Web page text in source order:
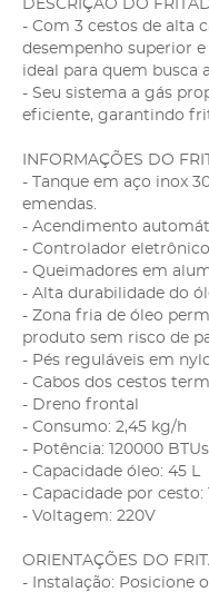
DESCRIÇÃO DO
- Com 3 cestos de alta
desempenho superior
ideal para quem busca
- Seu sistema a gás
eficiente, garantindo
INFORMAÇÕES DO
- Tanque em aço inox
emendas.
- Acendimento
- Controlador eletrônico
- Queimadores em
- Alta durabilidade do
- Zona fria de óleo
produto sem risco de
- Pés reguláveis em
- Cabos dos cestos
- Dreno frontal
- Consumo: 2,45 kg/h
- Potência: 120000 BTUs
- Capacidade óleo: 45 L
- Capacidade por cesto:
- Voltagem: 220V
ORIENTAÇÕES DO
- Instalação: Posicione